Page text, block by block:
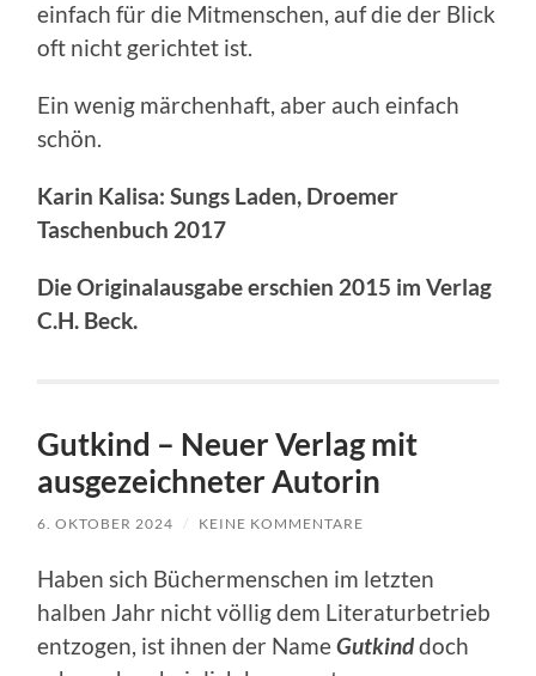
einfach für die Mitmenschen, auf die der Blick
oft nicht gerichtet ist.
Ein wenig märchenhaft, aber auch einfach
schön.
Karin Kalisa: Sungs Laden, Droemer
Taschenbuch 2017
Die Originalausgabe erschien 2015 im Verlag
C.H. Beck.
Gutkind – Neuer Verlag mit
ausgezeichneter Autorin
6. OKTOBER 2024 / KEINE KOMMENTARE
Haben sich Büchermenschen im letzten
halben Jahr nicht völlig dem Literaturbetrieb
entzogen, ist ihnen der NameGutkinddoch